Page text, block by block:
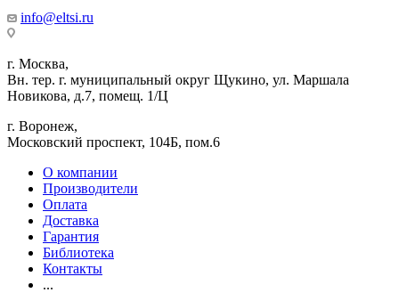
info@eltsi.ru
г. Москва,
Вн. тер. г. муниципальный округ Щукино, ул. Маршала
Новикова, д.7, помещ. 1/Ц
г. Воронеж,
​Московский проспект, 104Б, пом.6
О компании
Производители
Оплата
Доставка
Гарантия
Библиотека
Контакты
...